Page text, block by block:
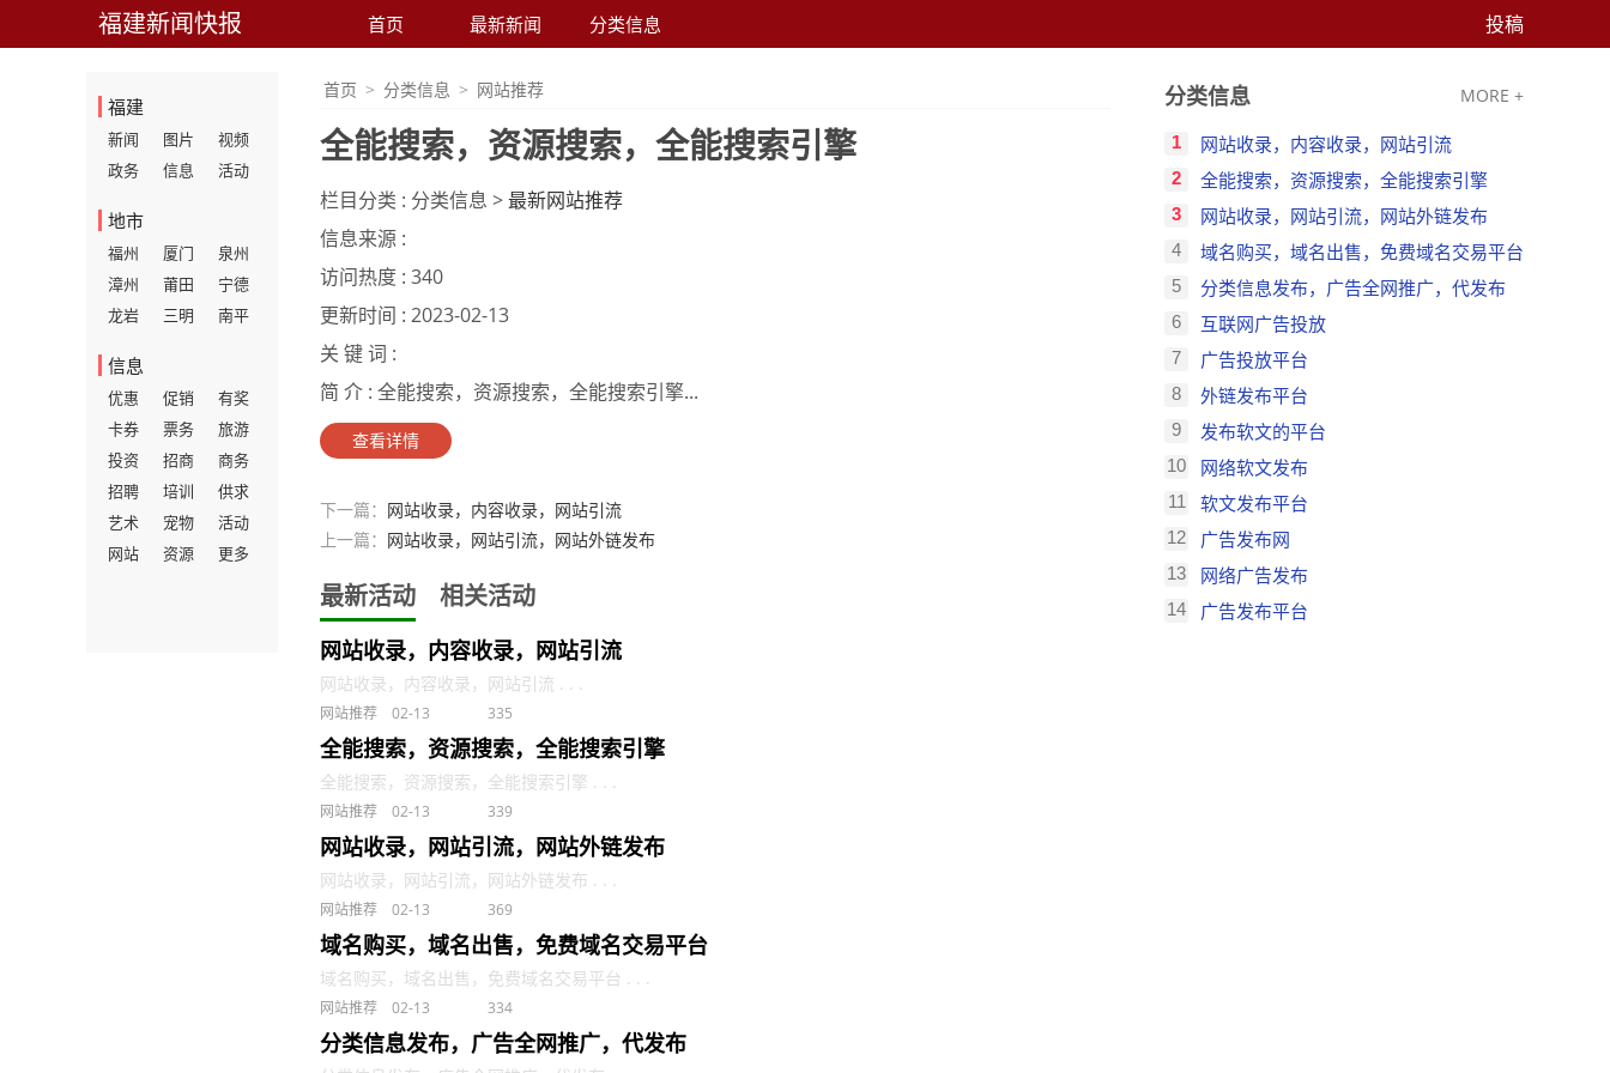
福建新闻快报 首页 最新新闻 分类信息 投稿
福建
新闻 图片
视频
政务
信息 活动
地市
福州 厦门
泉州
漳州
莆田
宁德
龙岩
三明 南平
信息
优惠 促销
有奖
卡券
票务
旅游
投资
招商
商务
招聘
培训
供求
艺术
宠物
活动
网站
资源 更多
首页 > 分类信息 > 网站推荐
全能搜索，资源搜索，全能搜索引擎
栏目分类 : 分类信息 >最新网站推荐
信息来源 :
访问热度 : 340
更新时间 : 2023-02-13
关 键 词 :
简 介 : 全能搜索，资源搜索，全能搜索引擎...
查看详情
下一篇： 网站收录，内容收录，网站引流
上一篇： 网站收录，网站引流，网站外链发布
最新活动 相关活动
网站收录，内容收录，网站引流
网站收录，内容收录，网站引流 . . .
网站推荐 02-13 335
全能搜索，资源搜索，全能搜索引擎
全能搜索，资源搜索，全能搜索引擎 . . .
网站推荐 02-13 339
网站收录，网站引流，网站外链发布
网站收录，网站引流，网站外链发布 . . .
网站推荐 02-13 369
域名购买，域名出售，免费域名交易平台
域名购买，域名出售，免费域名交易平台 . . .
网站推荐 02-13 334
分类信息发布，广告全网推广，代发布
分类信息 MORE +
1 网站收录，内容收录，网站引流
2 全能搜索，资源搜索，全能搜索引擎
3 网站收录，网站引流，网站外链发布
4 域名购买，域名出售，免费域名交易平台
5 分类信息发布，广告全网推广，代发布
6 互联网广告投放
7 广告投放平台
8 外链发布平台
9 发布软文的平台
10 网络软文发布
11 软文发布平台
12 广告发布网
13 网络广告发布
14 广告发布平台